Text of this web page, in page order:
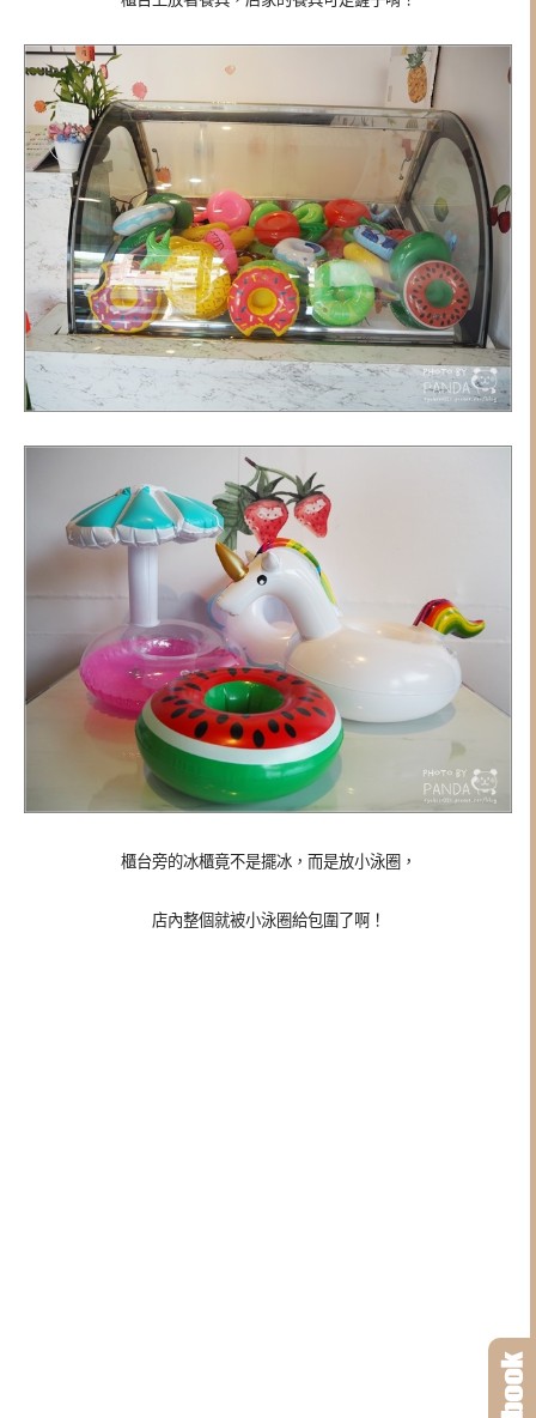
櫃台旁的冰櫃竟不是擺冰，而是放小泳圈，
店內整個就被小泳圈給包圍了啊！